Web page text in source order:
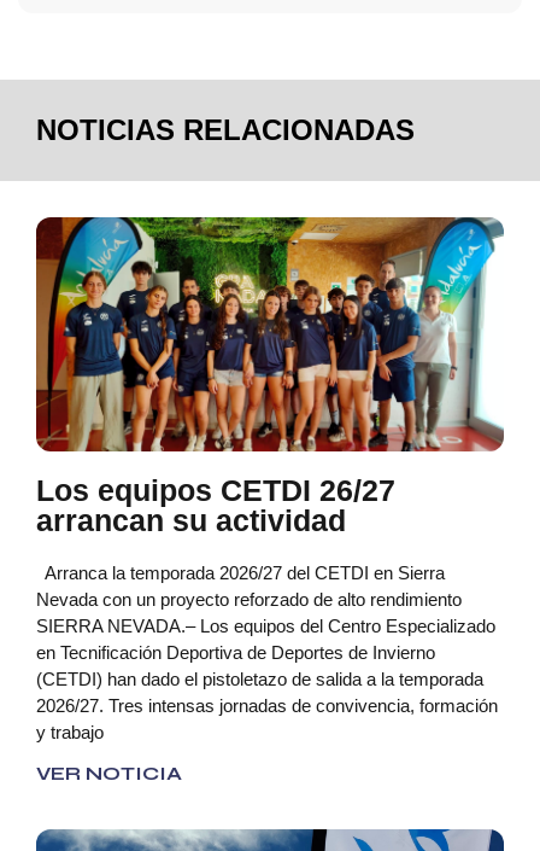
NOTICIAS RELACIONADAS
Los equipos CETDI 26/27
arrancan su actividad
Arranca la temporada 2026/27 del CETDI en Sierra
Nevada con un proyecto reforzado de alto rendimiento
SIERRA NEVADA.– Los equipos del Centro Especializado
en Tecnificación Deportiva de Deportes de Invierno
(CETDI) han dado el pistoletazo de salida a la temporada
2026/27. Tres intensas jornadas de convivencia, formación
y trabajo
VER NOTICIA